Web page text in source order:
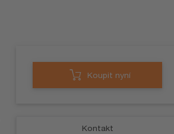
Koupit nyní
Kontakt